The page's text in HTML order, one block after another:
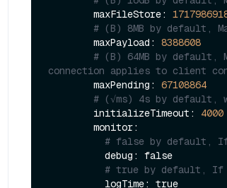
        maxFileStore:
# (B) 8MB by default,
        maxPayload:
8388608
# (B) 64MB by default,
connection applies to client
        maxPending:
67108864
# (√ms) 4s by
        initializeTimeout:
4000
# false by default, If
# true by default, If